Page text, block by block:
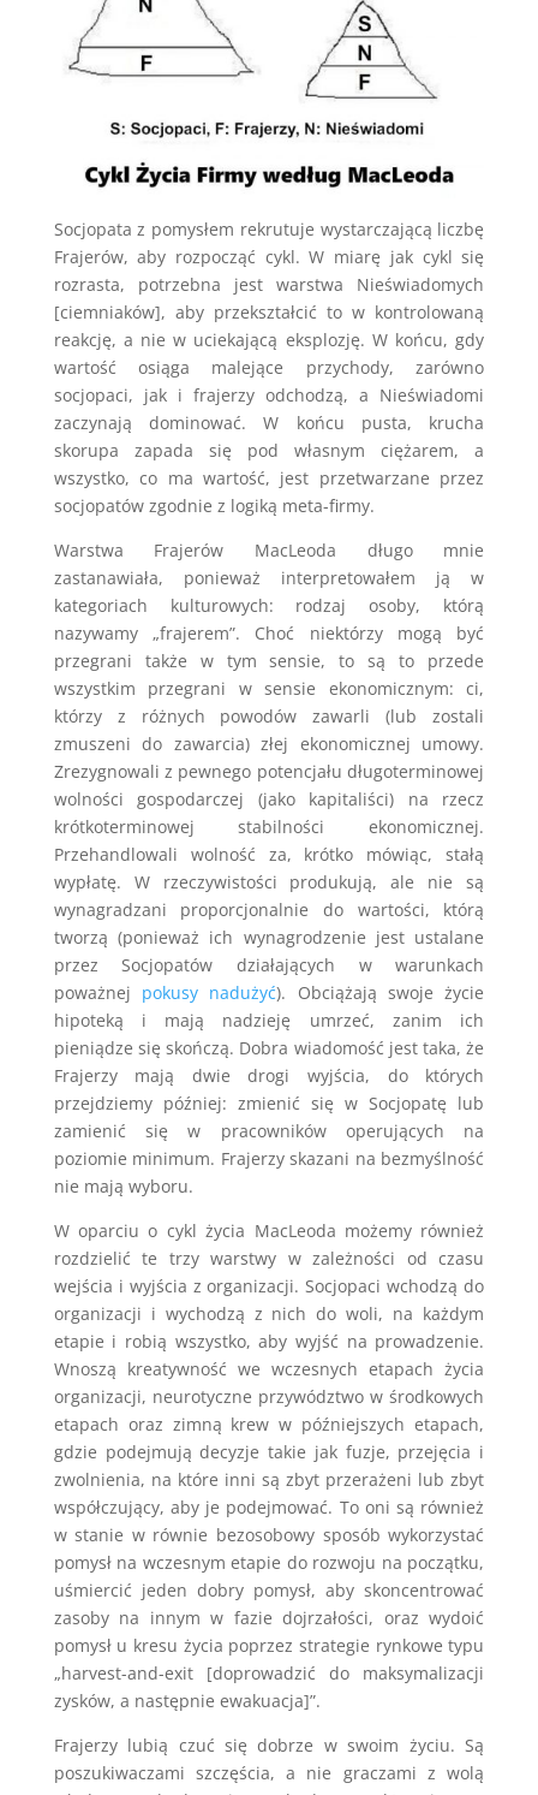
Socjopata z pomysłem rekrutuje wystarczającą liczbę
Frajerów, aby rozpocząć cykl. W miarę jak cykl się
rozrasta, potrzebna jest warstwa Nieświadomych
[ciemniaków], aby przekształcić to w kontrolowaną
reakcję, a nie w uciekającą eksplozję. W końcu, gdy
wartość osiąga malejące przychody, zarówno
socjopaci, jak i frajerzy odchodzą, a Nieświadomi
zaczynają dominować. W końcu pusta, krucha
skorupa zapada się pod własnym ciężarem, a
wszystko, co ma wartość, jest przetwarzane przez
socjopatów zgodnie z logiką meta-firmy.
Warstwa Frajerów MacLeoda długo mnie
zastanawiała, ponieważ interpretowałem ją w
kategoriach kulturowych: rodzaj osoby, którą
nazywamy „frajerem”. Choć niektórzy mogą być
przegrani także w tym sensie, to są to przede
wszystkim przegrani w sensie ekonomicznym: ci,
którzy z różnych powodów zawarli (lub zostali
zmuszeni do zawarcia) złej ekonomicznej umowy.
Zrezygnowali z pewnego potencjału długoterminowej
wolności gospodarczej (jako kapitaliści) na rzecz
krótkoterminowej stabilności ekonomicznej.
Przehandlowali wolność za, krótko mówiąc, stałą
wypłatę. W rzeczywistości produkują, ale nie są
wynagradzani proporcjonalnie do wartości, którą
tworzą (ponieważ ich wynagrodzenie jest ustalane
przez Socjopatów działających w warunkach
poważnej pokusy nadużyć). Obciążają swoje życie
hipoteką i mają nadzieję umrzeć, zanim ich
pieniądze się skończą. Dobra wiadomość jest taka, że
Frajerzy mają dwie drogi wyjścia, do których
przejdziemy później: zmienić się w Socjopatę lub
zamienić się w pracowników operujących na
poziomie minimum. Frajerzy skazani na bezmyślność
nie mają wyboru.
W oparciu o cykl życia MacLeoda możemy również
rozdzielić te trzy warstwy w zależności od czasu
wejścia i wyjścia z organizacji. Socjopaci wchodzą do
organizacji i wychodzą z nich do woli, na każdym
etapie i robią wszystko, aby wyjść na prowadzenie.
Wnoszą kreatywność we wczesnych etapach życia
organizacji, neurotyczne przywództwo w środkowych
etapach oraz zimną krew w późniejszych etapach,
gdzie podejmują decyzje takie jak fuzje, przejęcia i
zwolnienia, na które inni są zbyt przerażeni lub zbyt
współczujący, aby je podejmować. To oni są również
w stanie w równie bezosobowy sposób wykorzystać
pomysł na wczesnym etapie do rozwoju na początku,
uśmiercić jeden dobry pomysł, aby skoncentrować
zasoby na innym w fazie dojrzałości, oraz wydoić
pomysł u kresu życia poprzez strategie rynkowe typu
„harvest-and-exit [doprowadzić do maksymalizacji
zysków, a następnie ewakuacja]”.
Frajerzy lubią czuć się dobrze w swoim życiu. Są
poszukiwaczami szczęścia, a nie graczami z wolą